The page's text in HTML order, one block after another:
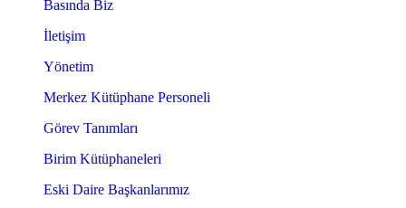
Basında Biz
İletişim
Yönetim
Merkez Kütüphane Personeli
Görev Tanımları
Birim Kütüphaneleri
Eski Daire Başkanlarımız